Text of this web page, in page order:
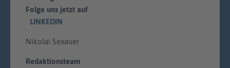
Folge uns jetzt auf
LINKEDIN
Nikolai Sexauer
Redaktionsteam